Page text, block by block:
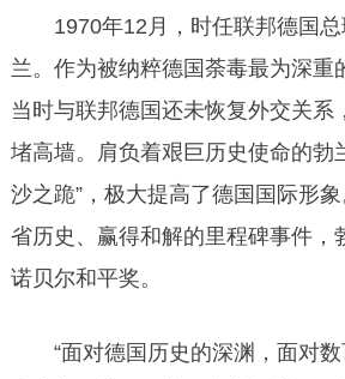
1970年12月，时任联邦德国总
兰。作为被纳粹德国荼毒最为深重
当时与联邦德国还未恢复外交关系
堵高墙。肩负着艰巨历史使命的勃
沙之跪”，极大提高了德国国际形
省历史、赢得和解的里程碑事件，
诺贝尔和平奖。
“面对德国历史的深渊，面对数